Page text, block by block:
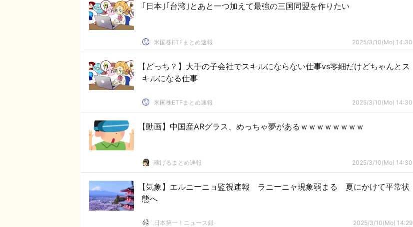
｢日本｣｢台湾｣とあと一つ加えて最強の三国同盟を作りたい
米国株ETFまとめ速報 2025/3/10(Mo) 14:30
【どっち？】大手の子会社でスキルにならない仕事vs零細だけどちゃんとス
キルになる仕事
米国株ETFまとめ速報 2025/3/10(Mo) 14:30
【動画】中国産ARグラス、めっちゃ夢があるｗｗｗｗｗｗｗｗ
稼げるまとめ速報 2025/3/10(Mo) 14:30
【気象】エルニーニョ監視速報 ラニーニャ現象弱まる 夏にかけて平常状
態へ
日本第一！ニュース録 2025/3/10(Mo) 14:29